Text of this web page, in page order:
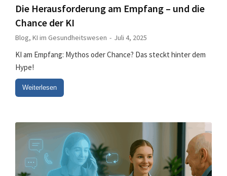
Die Herausforderung am Empfang – und die
Chance der KI
Blog, KI im Gesundheitswesen Juli 4, 2025
KI am Empfang: Mythos oder Chance? Das steckt hinter dem
Hype!
Weiterlesen